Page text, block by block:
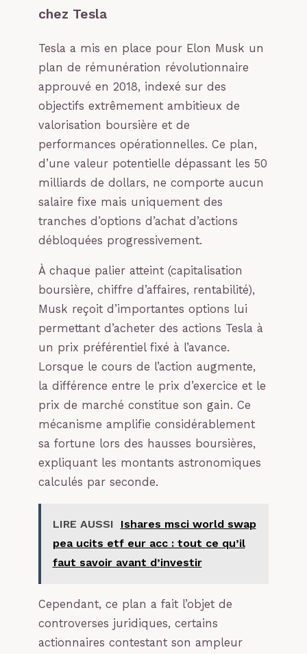
chez Tesla
Tesla a mis en place pour Elon Musk un
plan de rémunération révolutionnaire
approuvé en 2018, indexé sur des
objectifs extrêmement ambitieux de
valorisation boursière et de
performances opérationnelles. Ce plan,
d’une valeur potentielle dépassant les 50
milliards de dollars, ne comporte aucun
salaire fixe mais uniquement des
tranches d’options d’achat d’actions
débloquées progressivement.
À chaque palier atteint (capitalisation
boursière, chiffre d’affaires, rentabilité),
Musk reçoit d’importantes options lui
permettant d’acheter des actions Tesla à
un prix préférentiel fixé à l’avance.
Lorsque le cours de l’action augmente,
la différence entre le prix d’exercice et le
prix de marché constitue son gain. Ce
mécanisme amplifie considérablement
sa fortune lors des hausses boursières,
expliquant les montants astronomiques
calculés par seconde.
LIRE AUSSI
Ishares msci world swap
pea ucits etf eur acc : tout ce qu’il
faut savoir avant d’investir
Cependant, ce plan a fait l’objet de
controverses juridiques, certains
actionnaires contestant son ampleur